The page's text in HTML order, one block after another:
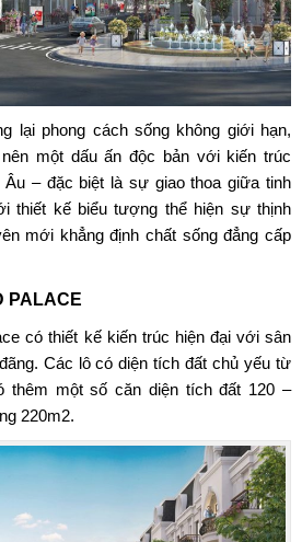
lại phong cách sống không giới hạn,
một dấu ấn độc bản với kiến trúc
Âu – đặc biệt là sự giao thoa giữa tinh
thiết kế biểu tượng thể hiện sự thịnh
mới khẳng định chất sống đẳng cấp
PALACE
có thiết kế kiến trúc hiện đại với sân
Các lô có diện tích đất chủ yếu từ
thêm một số căn diện tích đất 120 –
220m2.